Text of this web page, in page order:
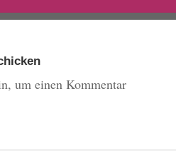
um einen Kommentar